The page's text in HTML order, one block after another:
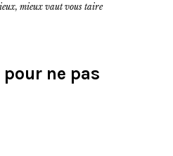
mieux vaut vous taire
ne pas